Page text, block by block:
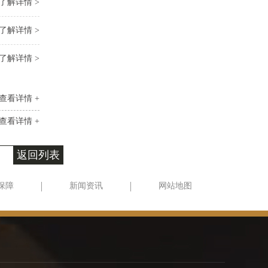
解详情 >
解详情 >
解详情 >
看详情 +
看详情 +
返回列表
障 新闻资讯 网站地图